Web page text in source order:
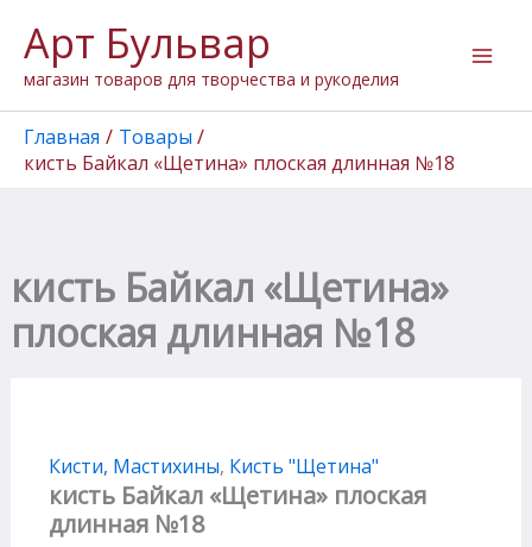
содержимому
Арт Бульвар
магазин товаров для творчества и рукоделия
Главная
Товары
кисть Байкал «Щетина» плоская длинная №18
кисть Байкал «Щетина»
плоская длинная №18
Кисти, Мастихины, Кисть "Щетина"
кисть Байкал «Щетина» плоская
длинная №18
товара
кисть
Байкал
"Щетина"
плоская
длинная
№18